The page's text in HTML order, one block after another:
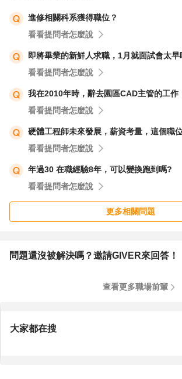
進修相關科系獲得職位？
看看提問者怎麼說
即將畢業的新鮮人求職，1月就面試會太早
看看提問者怎麼說
我在2010年時，辭去園區CAD主管的工作
看看提問者怎麼說
硬體工程師未來發展，薪資考量，這個職
看看提問者怎麼說
年過30 在職經驗8年，可以變換跑到嗎?
看看提問者怎麼說
更多相關問題
問題還沒被解決嗎？邀請GIVER來回答！
查看更多職場前輩
大家都在搜